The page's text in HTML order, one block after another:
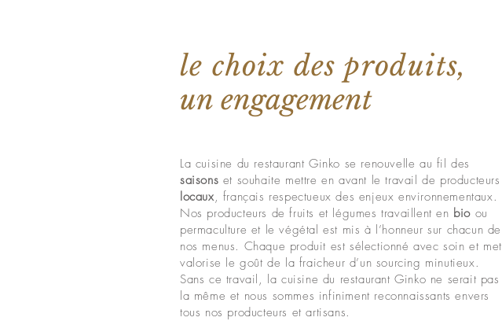
le choix des produits,
un engagement
La cuisine du restaurant Ginko se renouvelle au fil des
saisons et souhaite mettre en avant le travail de producteurs
locaux, français respectueux des enjeux environnementaux.
Nos producteurs de fruits et légumes travaillent en bio ou
permaculture et le végétal est mis à l’honneur sur chacun de
nos menus. Chaque produit est sélectionné avec soin et met
valorise le goût de la fraicheur d’un sourcing minutieux.
Sans ce travail, la cuisine du restaurant Ginko ne serait pas
la même et nous sommes infiniment reconnaissants envers
tous nos producteurs et artisans.